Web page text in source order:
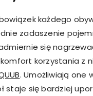
każdego
zadaszenie
się
korzystania z
. Umożliwiają one
staje się bardziej